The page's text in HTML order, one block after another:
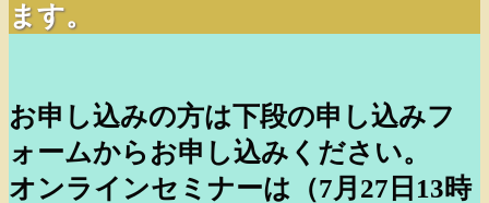
ます。
お申し込みの方は下段の申し込みフ
ォームからお申し込みください。
オンラインセミナーは（7月27日13時